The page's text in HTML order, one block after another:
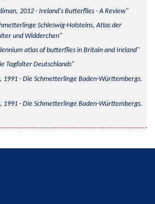
2012 - Ireland's Butterflies - A Review
Schleswig-Holsteins, Atlas der
und Widderchen
atlas of butterflies in Britain and Ireland
Tagfalter Deutschlands
1991 - Die Schmetterlinge Baden-Württembergs.
1991 - Die Schmetterlinge Baden-Württembergs.